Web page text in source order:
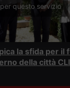
questo servizio
la sfida per il
della città